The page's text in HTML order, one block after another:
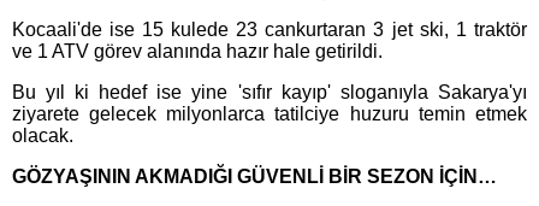
Kocaali'de ise 15 kulede 23 cankurtaran 3 jet ski, 1 traktör
ve 1 ATV görev alanında hazır hale getirildi.
Bu yıl ki hedef ise yine 'sıfır kayıp' sloganıyla Sakarya'yı
ziyarete gelecek milyonlarca tatilciye huzuru temin etmek
olacak.
GÖZYAŞININ AKMADIĞI GÜVENLİ BİR SEZON İÇİN…